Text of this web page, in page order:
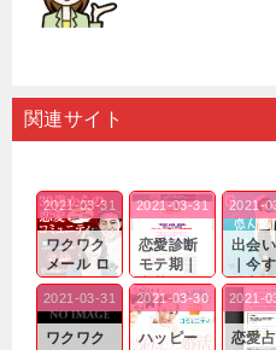
関連サイト
ワクワク
メール ロ
グイン pc
｜心の底
から真
剣...
2021-03-31
恋愛診断
モテ期｜
老若男女
問わ
ず…。
2021-03-31
出会
｜今
仲良
れる
探し
たい
2021-
ワクワク
2021-03-31
ハッピー
2021-03-30
恋愛
2021-